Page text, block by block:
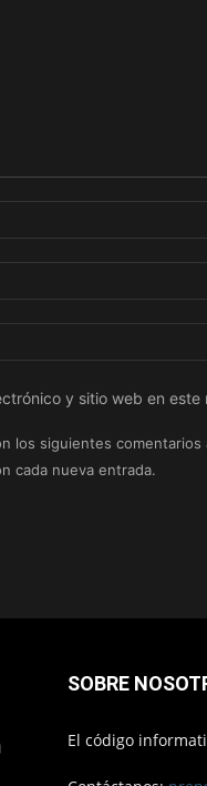
y sitio web en
los siguientes comentarios
cada nueva entrada.
SOBRE
El código